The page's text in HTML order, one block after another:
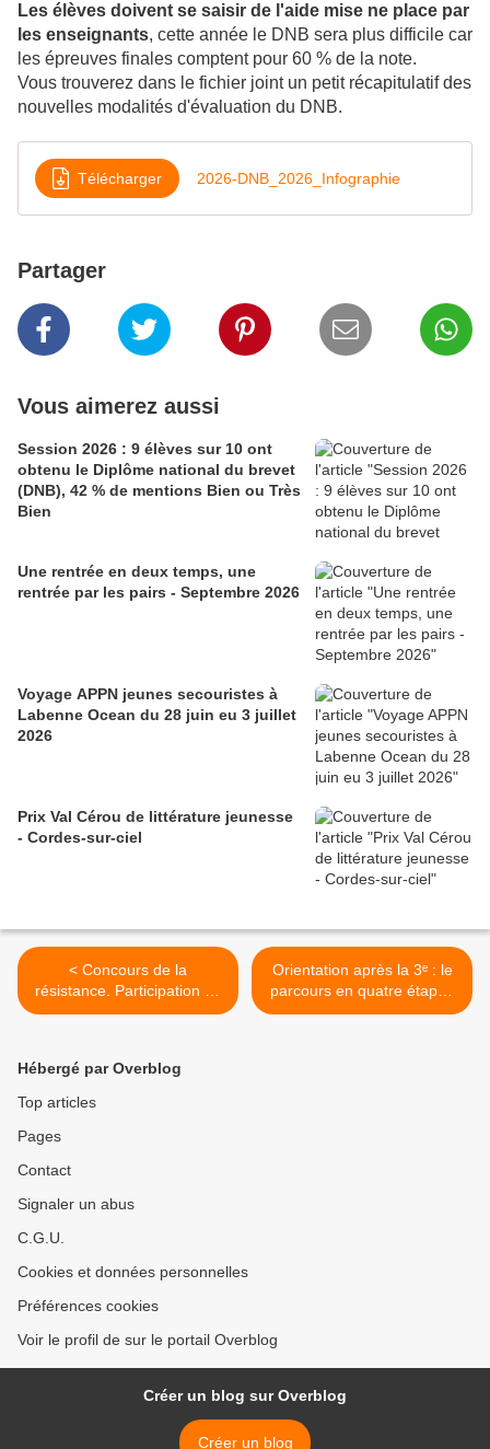
Les élèves doivent se saisir de l'aide mise ne place par
les enseignants, cette année le DNB sera plus difficile car
les épreuves finales comptent pour 60 % de la note.
Vous trouverez dans le fichier joint un petit récapitulatif des
nouvelles modalités d'évaluation du DNB.
Télécharger 2026-DNB_2026_Infographie
Partager
Vous aimerez aussi
Session 2026 : 9 élèves sur 10 ont
obtenu le Diplôme national du brevet
(DNB), 42 % de mentions Bien ou Très
Bien
Une rentrée en deux temps, une
rentrée par les pairs - Septembre 2026
Voyage APPN jeunes secouristes à
Labenne Ocean du 28 juin eu 3 juillet
2026
Prix Val Cérou de littérature jeunesse
- Cordes-sur-ciel
< Concours de la
résistance. Participation de
deux classes du collège
Orientation après la 3ᵉ : le
parcours en quatre étapes
>
Hébergé par Overblog
Top articles
Pages
Contact
Signaler un abus
C.G.U.
Cookies et données personnelles
Préférences cookies
Voir le profil de sur le portail Overblog
Créer un blog sur Overblog
Créer un blog